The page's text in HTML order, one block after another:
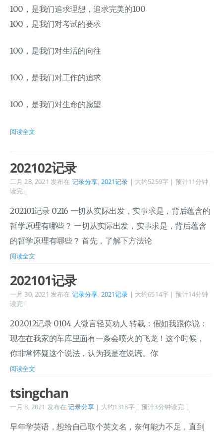
100，是我们追求理想，追求完美的100
100，是我们对考试的要求
100，是我们对生活的向往
100，是我们对工作的追求
100，是我们对生命的愿望
阅读全文
202102记录
二月 28, 2021 发布在 记录分享, 2021记录 | 大约5259字 | 预计11分钟
读完 |
202101记录 0216 一切从实际出发，实事求是，背后蕴含的
哲学原理有哪些？ 一切从实际出发，实事求是，背后蕴含
的哲学原理有哪些？ 首先，了解下方法论
阅读全文
202101记录
一月 30, 2021 发布在 记录分享, 2021记录 | 大约6514字 | 预计14分钟
读完 |
202012记录 0104 人微言轻莫劝人 转载：假如我跟你说：
现在在我家的车库里面有一条会喷火的飞龙！这个时候，
你非常怀疑这个说法，认为我是在说谎。你
阅读全文
tsingchan
一月 8, 2021 发布在 记录分享 | 大约1318字 | 预计3分钟读完 |
早年学英语，想给自己取个英文名，奈何能力不足，直到